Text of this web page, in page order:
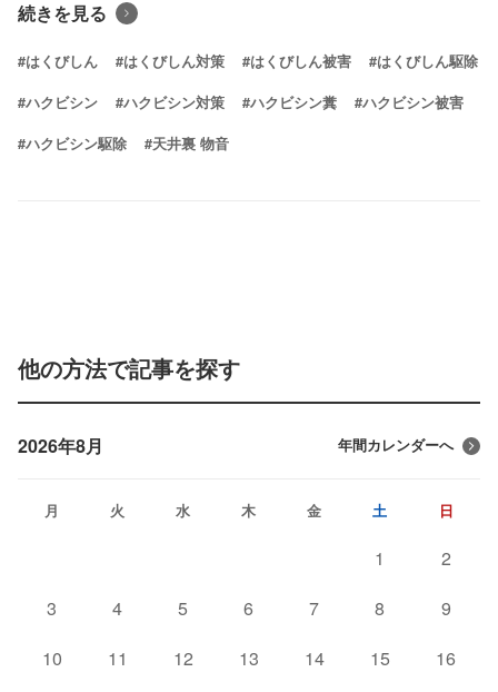
続きを見る
#はくびしん #はくびしん対策 #はくびしん被害 #はくびしん駆除
#ハクビシン #ハクビシン対策 #ハクビシン糞 #ハクビシン被害
#ハクビシン駆除 #天井裏 物音
他の方法で記事を探す
2026年8月 年間カレンダーへ
月 火 水 木 金 土 日
1
2
3
4 5 6 7 8
9
10
11 12 13 14 15
16